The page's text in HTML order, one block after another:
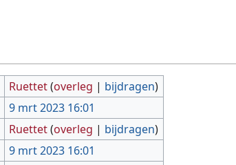
Ruettet(overleg | bijdragen)
9 mrt 2023 16:01
Ruettet(overleg | bijdragen)
9 mrt 2023 16:01